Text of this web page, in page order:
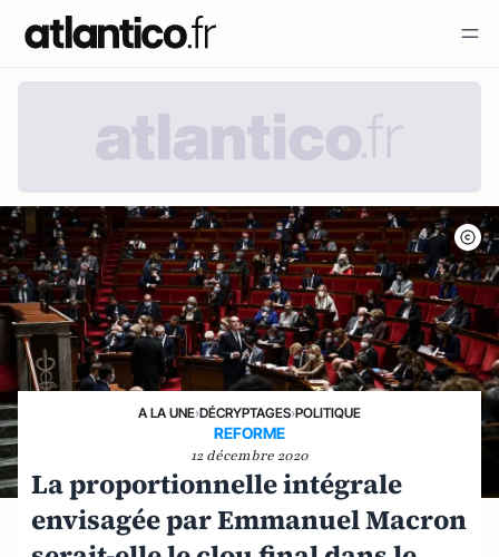
A LA UNE›DÉCRYPTAGES›POLITIQUE
REFORME
12 décembre 2020
La proportionnelle intégrale
envisagée par Emmanuel Macron